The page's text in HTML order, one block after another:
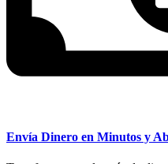
Envía Dinero en Minutos y